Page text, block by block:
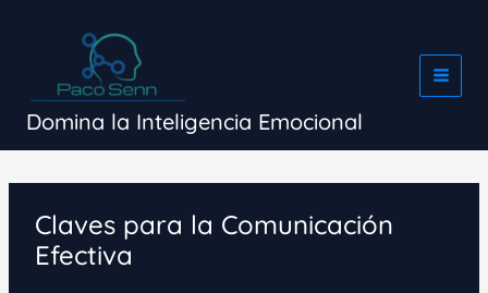
Domina la Inteligencia Emocional
Claves para la Comunicación
Efectiva